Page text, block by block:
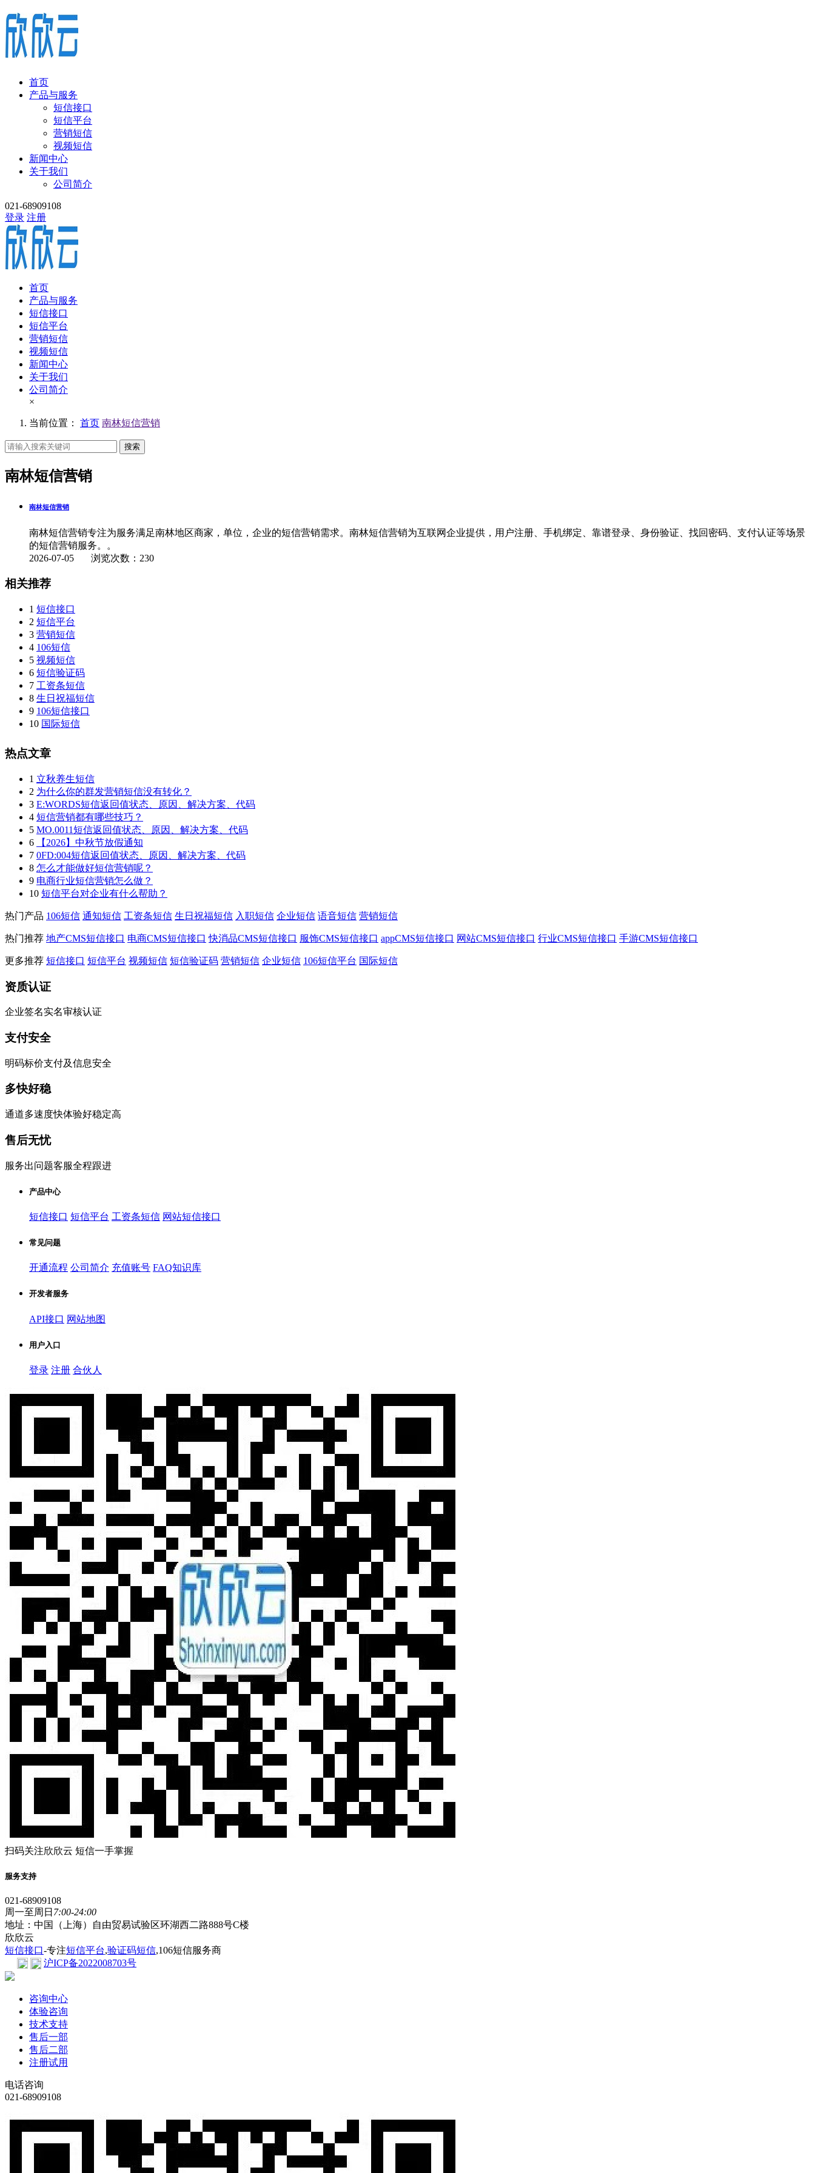
首页
产品与服务
短信接口
短信平台
营销短信
视频短信
新闻中心
关于我们
公司简介
021-68909108
登录 注册
首页
产品与服务
短信接口
短信平台
营销短信
视频短信
新闻中心
关于我们
公司简介
×
当前位置： 首页 南林短信营销
搜索
南林短信营销
南林短信营销
南林短信营销专注为服务满足南林地区商家，单位，企业的短信营销需求。南林短信营销为互联网企业提供，用户注册、手机绑定、靠谱登录、身份验证、找回密码、支付认证等场景
的短信营销服务。。
2026-07-05 浏览次数：230
相关推荐
1 短信接口
2 短信平台
3 营销短信
4 106短信
5 视频短信
6 短信验证码
7 工资条短信
8 生日祝福短信
9 106短信接口
10 国际短信
热点文章
1 立秋养生短信
2 为什么你的群发营销短信没有转化？
3 E:WORDS短信返回值状态、原因、解决方案、代码
4 短信营销都有哪些技巧？
5 MO.0011短信返回值状态、原因、解决方案、代码
6
【2026】中秋节放假通知
7 0FD:004短信返回值状态、原因、解决方案、代码
8 怎么才能做好短信营销呢？
9 电商行业短信营销怎么做？
10 短信平台对企业有什么帮助？
热门产品 106短信 通知短信 工资条短信 生日祝福短信 入职短信 企业短信 语音短信 营销短信
热门推荐 地产CMS短信接口 电商CMS短信接口 快消品CMS短信接口 服饰CMS短信接口 appCMS短信接口 网站CMS短信接口 行业CMS短信接口 手游CMS短信接口
更多推荐 短信接口 短信平台 视频短信 短信验证码 营销短信 企业短信 106短信平台 国际短信
资质认证
企业签名实名审核认证
支付安全
明码标价支付及信息安全
多快好稳
通道多速度快体验好稳定高
售后无忧
服务出问题客服全程跟进
产品中心
短信接口 短信平台 工资条短信 网站短信接口
常见问题
开通流程 公司简介 充值账号 FAQ知识库
开发者服务
API接口 网站地图
用户入口
登录 注册 合伙人
扫码关注欣欣云 短信一手掌握
服务支持
021-68909108
周一至周日 7:00-24:00
地址：中国（上海）自由贸易试验区环湖西二路888号C楼
欣欣云
短信接口-专注短信平台,验证码短信,106短信服务商
沪ICP备2022008703号
咨询中心
体验咨询
技术支持
售后一部
售后二部
注册试用
电话咨询
021-68909108